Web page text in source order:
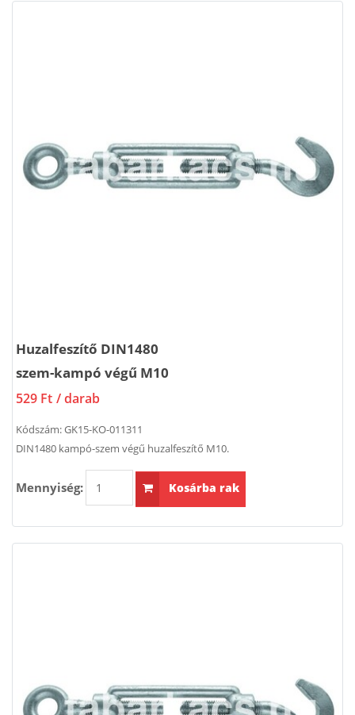
Huzalfeszítő DIN1480
szem-kampó végű M10
529 Ft / darab
Kódszám:GK15-KO-011311
DIN1480 kampó-szem végű huzalfeszítő M10.
Mennyiség: Kosárba rak